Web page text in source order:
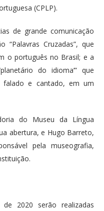
(CPLP).
de grande comunicação
Cruzadas”, que
o português no Brasil; e a
do idioma’” que
falado e cantado, em um
do Museu da Língua
abertura, e Hugo Barreto,
pela museografia,
2020 serão realizadas